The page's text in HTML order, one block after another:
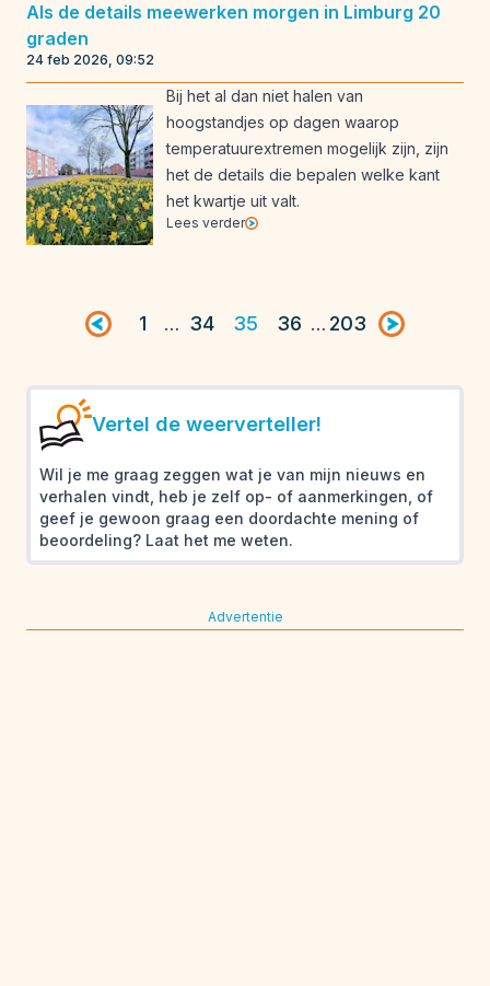
Als de details meewerken morgen in Limburg 20
graden
24 feb 2026, 09:52
Bij het al dan niet halen van
hoogstandjes op dagen waarop
temperatuurextremen mogelijk zijn, zijn
het de details die bepalen welke kant
het kwartje uit valt.
Lees verder
Vorige pagina
1 … 34 35 36 … 203 Volgende
Vertel de weerverteller!
Wil je me graag zeggen wat je van mijn nieuws en
verhalen vindt, heb je zelf op- of aanmerkingen, of
geef je gewoon graag een doordachte mening of
beoordeling? Laat het me weten.
Advertentie